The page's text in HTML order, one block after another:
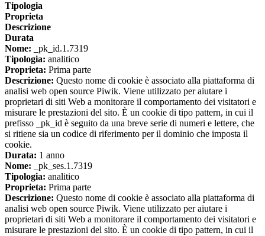
Tipologia
Proprieta
Descrizione
Durata
Nome: _pk_id.1.7319
Tipologia: analitico
Proprieta: Prima parte
Descrizione: Questo nome di cookie è associato alla piattaforma di
analisi web open source Piwik. Viene utilizzato per aiutare i
proprietari di siti Web a monitorare il comportamento dei visitatori e
misurare le prestazioni del sito. È un cookie di tipo pattern, in cui il
prefisso _pk_id è seguito da una breve serie di numeri e lettere, che
si ritiene sia un codice di riferimento per il dominio che imposta il
cookie.
Durata: 1 anno
Nome: _pk_ses.1.7319
Tipologia: analitico
Proprieta: Prima parte
Descrizione: Questo nome di cookie è associato alla piattaforma di
analisi web open source Piwik. Viene utilizzato per aiutare i
proprietari di siti Web a monitorare il comportamento dei visitatori e
misurare le prestazioni del sito. È un cookie di tipo pattern, in cui il